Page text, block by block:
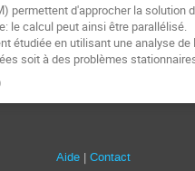
permettent d'approcher la solution
le calcul peut ainsi être parallélisé.
étudiée en utilisant une analyse
soit à des problèmes
Aide Contact